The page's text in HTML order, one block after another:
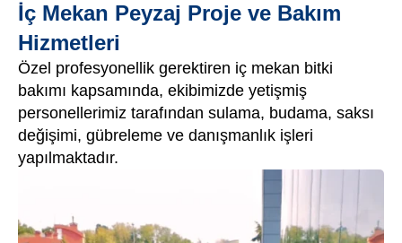
İç Mekan Peyzaj Proje ve Bakım
Hizmetleri
Özel profesyonellik gerektiren iç mekan bitki
bakımı kapsamında, ekibimizde yetişmiş
personellerimiz tarafından sulama, budama, saksı
değişimi, gübreleme ve danışmanlık işleri
yapılmaktadır.